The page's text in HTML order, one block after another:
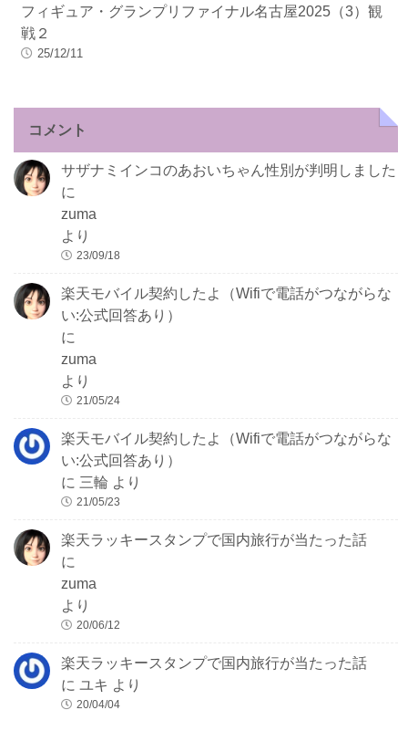
フィギュア・グランプリファイナル名古屋2025（3）観
戦２
25/12/11
コメント
サザナミインコのあおいちゃん性別が判明しました
に
zuma
より
23/09/18
楽天モバイル契約したよ（Wifiで電話がつながらな
い:公式回答あり）
に
zuma
より
21/05/24
楽天モバイル契約したよ（Wifiで電話がつながらな
い:公式回答あり）
に三輪 より
21/05/23
楽天ラッキースタンプで国内旅行が当たった話
に
zuma
より
20/06/12
楽天ラッキースタンプで国内旅行が当たった話
にユキ より
20/04/04